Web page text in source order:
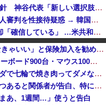
参政党、福岡県議選に30人擁立方針 神谷代表「新しい選択肢を」
【えｗ】韓国サッカー協会が外国人審判を性接待疑惑 → 韓国ネットに動揺広がる「信じられない」「要求した外国人審判もおかしい」「韓国以外の国にも要...
台湾への140億ドル規模の武器売却「確信している」 …米共和党重鎮、マコール議員が表明！
【ニュース】 広島記念公園を追い出された左翼さん、流石にキモすぎて炎上
年の謎をAIが解明！
「私は入りません、 事故起こさなきゃいい」と保険加入を勧められた推し活民が反発、保険代が勿体無いし事故起こしたとして……
MDL「秋葉原店オープン記念！キーボード900台・マウス100台無料でプレゼント！」→秋葉原が大変なことになってしまう
もしかして、マンションのベランダで七輪で焼き肉ってダメなの？🥺
国連が事実上の機能停止に陥りつつあると関係者が告白、特に役に立たないくせに高給だけ毟り取った結果……
あ、1週間…」使うと告白